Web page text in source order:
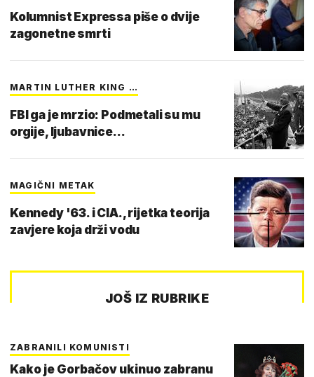
Kolumnist Expressa piše o dvije
zagonetne smrti
MARTIN LUTHER KING …
FBI ga je mrzio: Podmetali su mu
orgije, ljubavnice...
MAGIČNI METAK
Kennedy '63. i CIA., rijetka teorija
zavjere koja drži vodu
JOŠ IZ RUBRIKE
ZABRANILI KOMUNISTI
Kako je Gorbačov ukinuo zabranu